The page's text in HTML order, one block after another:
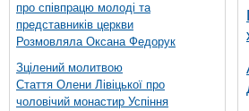
про співпрацю молоді та
представників церкви
Розмовляла Оксана Федорук
Зцілений молитвою
Стаття Олени Лівіцької про
чоловічий монастир Успіння